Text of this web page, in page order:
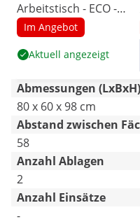
Arbeitstisch - ECO -
80 x 60 cm - 250 kg -
Catering
Im Angebot
Aktuell angezeigt
Abmessungen (LxBxH)
80 x 60 x 98 cm
Abstand zwischen
58
Anzahl Ablagen
2
Anzahl Einsätze
-